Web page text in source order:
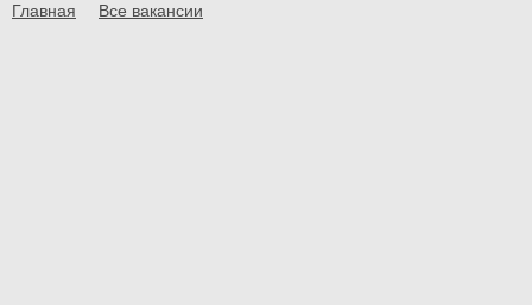
Главная
Все вакансии